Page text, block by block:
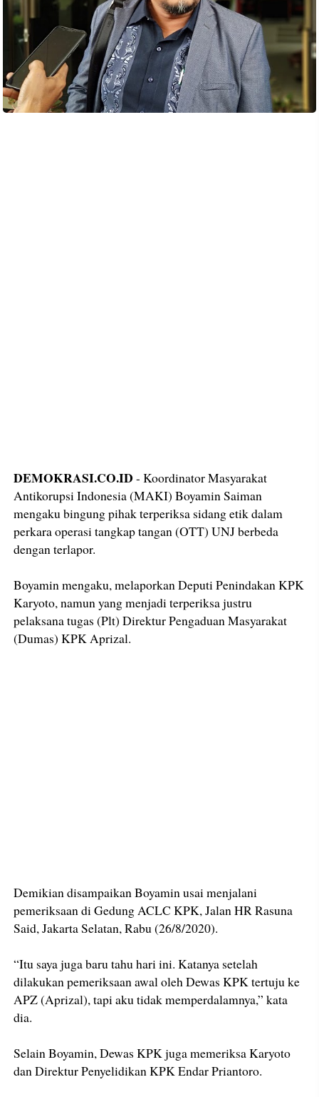
DEMOKRASI.CO.ID - Koordinator Masyarakat
Antikorupsi Indonesia (MAKI) Boyamin Saiman
mengaku bingung pihak terperiksa sidang etik dalam
perkara operasi tangkap tangan (OTT) UNJ berbeda
dengan terlapor.
Boyamin mengaku, melaporkan Deputi Penindakan KPK
Karyoto, namun yang menjadi terperiksa justru
pelaksana tugas (Plt) Direktur Pengaduan Masyarakat
(Dumas) KPK Aprizal.
Demikian disampaikan Boyamin usai menjalani
pemeriksaan di Gedung ACLC KPK, Jalan HR Rasuna
Said, Jakarta Selatan, Rabu (26/8/2020).
“Itu saya juga baru tahu hari ini. Katanya setelah
dilakukan pemeriksaan awal oleh Dewas KPK tertuju ke
APZ (Aprizal), tapi aku tidak memperdalamnya,” kata
dia.
Selain Boyamin, Dewas KPK juga memeriksa Karyoto
dan Direktur Penyelidikan KPK Endar Priantoro.